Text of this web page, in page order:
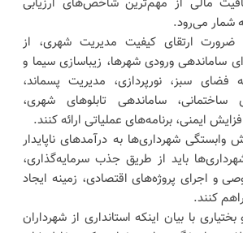
شمار می‌رود.
ضرورت ارتقای کیفیت مدیریت شهری، از
ساماندهی ورودی شهرها، زیباسازی سیما و
سبز، نورپردازی، مدیریت پسماند،
ساختمانی، ساماندهی تابلوهای شهری،
ایمنی، برنامه‌های عملیاتی ارائه کنند.
شهرداری‌ها به درآمدهای ناپایدار
باید از طریق جذب سرمایه‌گذاری،
اجرای پروژه‌های اقتصادی، زمینه ایجاد
کنند.
با بیان اینکه استانداری از شهرداران